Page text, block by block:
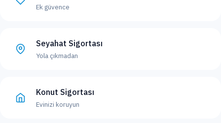
Ek güvence
Seyahat Sigortası
Yola çıkmadan
Konut Sigortası
Evinizi koruyun